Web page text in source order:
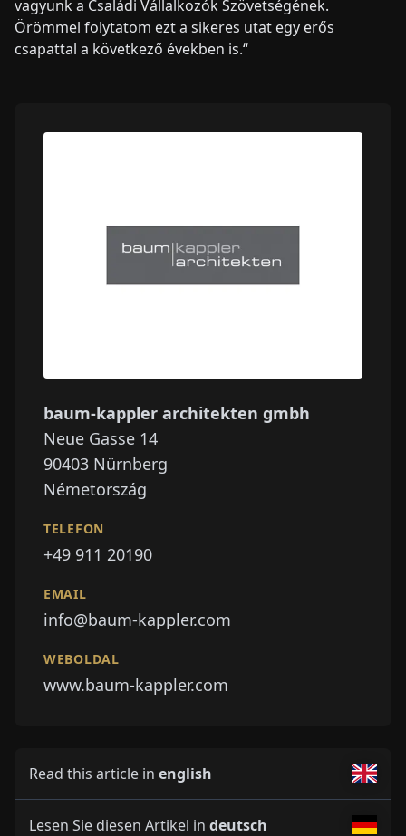
vagyunk a Családi Vállalkozók Szövetségének.
Örömmel folytatom ezt a sikeres utat egy erős
csapattal a következő években is.“
baum-kappler architekten gmbh
Neue Gasse 14
90403 Nürnberg
Németország
TELEFON
+49 911 20190
EMAIL
info@baum-kappler.com
WEBOLDAL
www.baum-kappler.com
Read this article in english
Lesen Sie diesen Artikel in deutsch